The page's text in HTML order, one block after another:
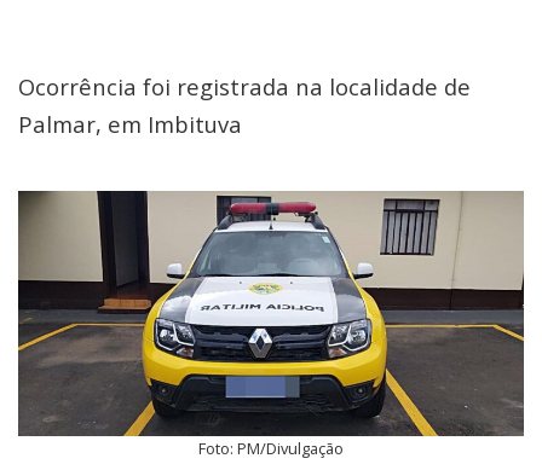
Ocorrência foi registrada na localidade de
Palmar, em Imbituva
Foto: PM/Divulgação